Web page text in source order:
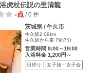
虎杖伝説の里清龍
-点/ 0 件
茨城県 / 牛久市
牛久駅2.09km
牛久駅から車で約7分
営業時間 8:00～19:00
入浴料金 1,200円～
日帰り 女子旅・女子会